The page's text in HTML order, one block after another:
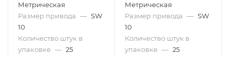
Метрическая
Размер привода — SW
10
Количество штук в
упаковке — 25
Метрическая
Размер привода — SW
10
Количество штук в
упаковке — 25